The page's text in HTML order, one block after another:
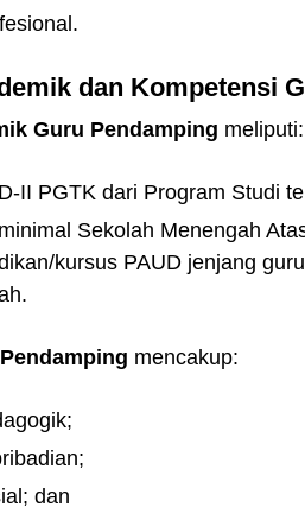
dan Kompetensi
Guru Pendamping meliputi:
II PGTK dari Program Studi
Sekolah Menengah
kursus PAUD jenjang
mencakup:
dan